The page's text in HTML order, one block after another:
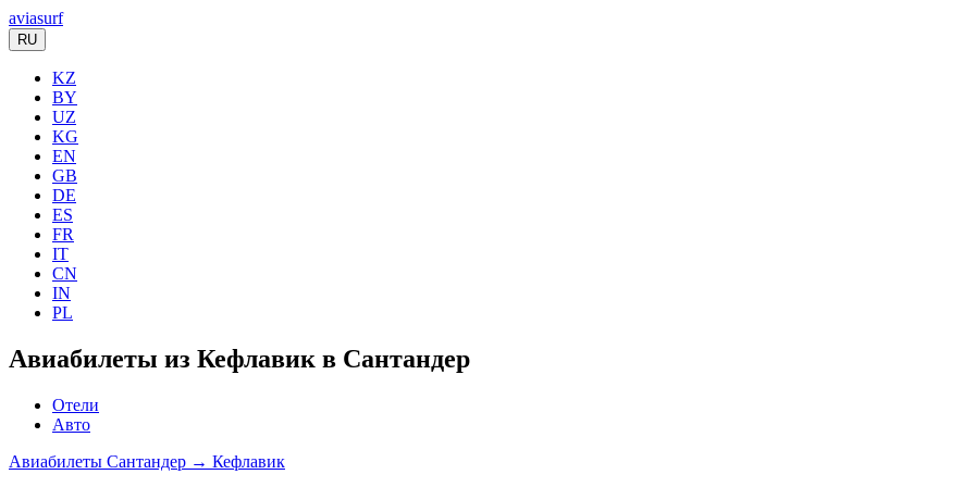
aviasurf
RU
KZ
BY
UZ
KG
EN
GB
DE
ES
FR
IT
CN
IN
PL
Авиабилеты из Кефлавик в Сантандер
Отели
Авто
Авиабилеты Сантандер → Кефлавик